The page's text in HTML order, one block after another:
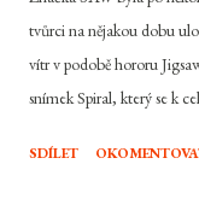
tvůrci na nějakou dobu
vítr v podobě hororu
snímek Spiral, který se k
jiného a celý odkaz
SDÍLET